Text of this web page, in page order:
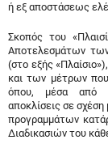
ή εξ αποστάσεως
Σκοπός του
Αποτελεσμάτων
(στο εξής
και των μέτρων
όπου, μέσα από
αποκλίσεις σε
προγραμμάτων
Διαδικασιών του